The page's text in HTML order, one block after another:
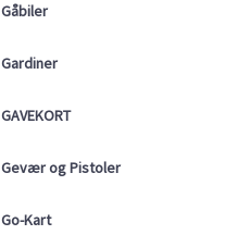
Gåbiler
Gardiner
GAVEKORT
Gevær og Pistoler
Go-Kart